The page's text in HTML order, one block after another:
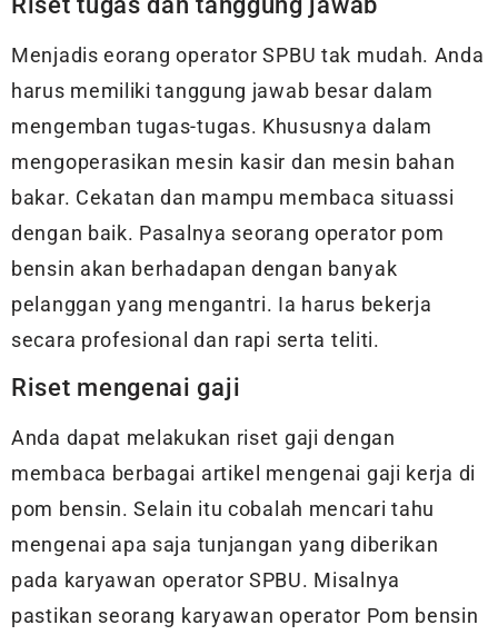
Menjadis eorang operator SPBU tak mudah. Anda
harus memiliki tanggung jawab besar dalam
mengemban tugas-tugas. Khususnya dalam
mengoperasikan mesin kasir dan mesin bahan
bakar. Cekatan dan mampu membaca situassi
dengan baik. Pasalnya seorang operator pom
bensin akan berhadapan dengan banyak
pelanggan yang mengantri. Ia harus bekerja
secara profesional dan rapi serta teliti.
Riset mengenai gaji
Anda dapat melakukan riset gaji dengan
membaca berbagai artikel mengenai gaji kerja di
pom bensin. Selain itu cobalah mencari tahu
mengenai apa saja tunjangan yang diberikan
pada karyawan operator SPBU. Misalnya
pastikan seorang karyawan operator Pom bensin